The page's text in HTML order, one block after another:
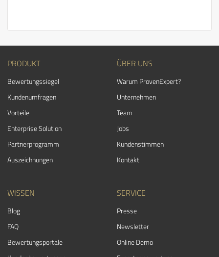
PRODUKT
Bewertungssiegel
Kundenumfragen
Vorteile
Enterprise Solution
Partnerprogramm
Auszeichnungen
ÜBER UNS
Warum ProvenExpert?
Unternehmen
Team
Jobs
Kundenstimmen
Kontakt
WISSEN
Blog
FAQ
Bewertungsportale
SERVICE
Presse
Newsletter
Online Demo